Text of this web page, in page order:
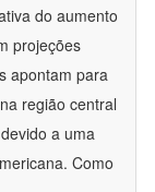
do aumento
projeções
apontam para
região central
a uma
Como